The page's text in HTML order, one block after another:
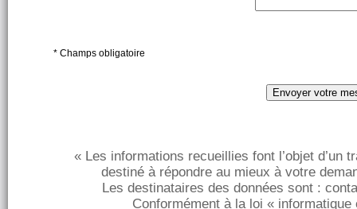
* Champs obligatoire
« Les informations recueillies font l’objet d’un
destiné à répondre au mieux à votre
Les destinataires des données sont :
Conformément à la loi « informatique